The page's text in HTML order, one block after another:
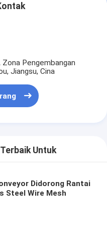
Pengembangan
Jiangsu, Cina
Untuk
Didorong Rantai
Steel Wire Mesh